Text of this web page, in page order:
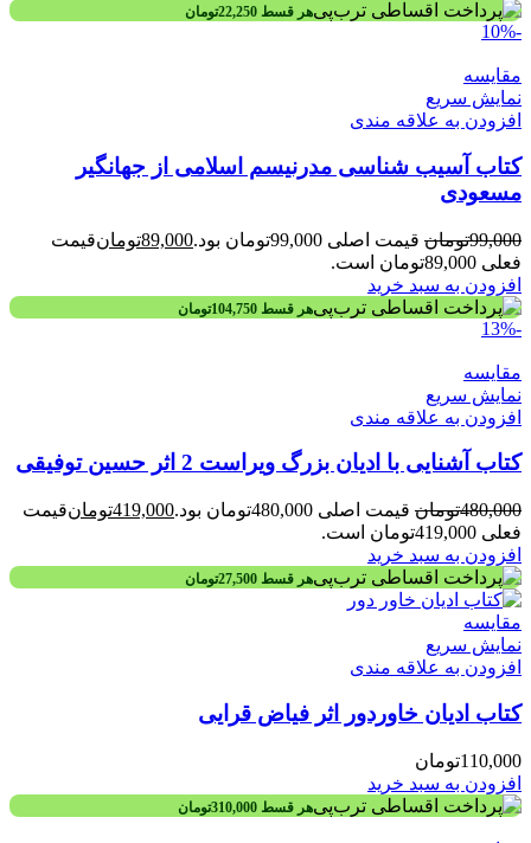
هر قسط 22,250تومان
-10%
مقايسه
نمایش سریع
افزودن به علاقه مندی
کتاب آسیب شناسی مدرنیسم اسلامی از جهانگیر
مسعودی
99,000تومان قیمت اصلی 99,000تومان بود. 89,000تومانقیمت
فعلی 89,000تومان است.
افزودن به سبد خرید
هر قسط 104,750تومان
-13%
مقايسه
نمایش سریع
افزودن به علاقه مندی
کتاب آشنایی با ادیان بزرگ ویراست 2 اثر حسین توفیقی
480,000تومان قیمت اصلی 480,000تومان بود. 419,000تومانقیمت
فعلی 419,000تومان است.
افزودن به سبد خرید
هر قسط 27,500تومان
مقايسه
نمایش سریع
افزودن به علاقه مندی
کتاب ادیان خاوردور اثر فیاض قرایی
110,000تومان
افزودن به سبد خرید
هر قسط 310,000تومان